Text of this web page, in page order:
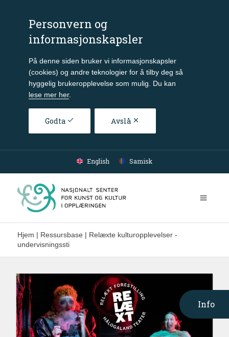
Personvern og
informasjonskapsler
På denne siden bruker vi informasjonskapsler
(cookies) og andre teknologier for å tilby deg så
hyggelig brukeropplevelse som mulig. Du kan
lese mer her.
Godta Avslå
Gå til hovedinnhold
English Samisk
Hjem | Ressursbase | Relæxte kulturopplevelser -
undervisningssti
Info